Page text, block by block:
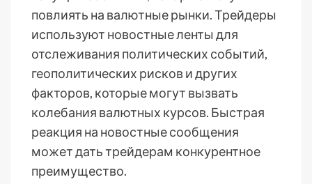
повлиять на валютные рынки. Трейдеры
используют новостные ленты для
отслеживания политических событий,
геополитических рисков и других
факторов, которые могут вызвать
колебания валютных курсов. Быстрая
реакция на новостные сообщения
может дать трейдерам конкурентное
преимущество.